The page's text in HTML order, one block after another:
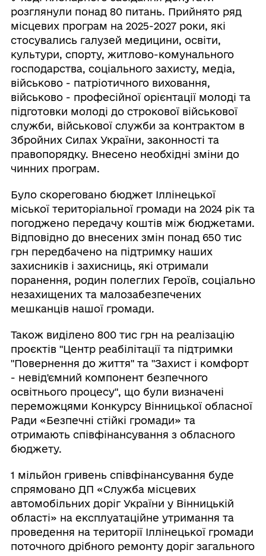
розглянули понад 80 питань. Прийнято ряд
місцевих програм на 2025-2027 роки, які
стосувались галузей медицини, освіти,
культури, спорту, житлово-комунального
господарства, соціального захисту, медіа,
військово - патріотичного виховання,
військово - професійної орієнтації молоді та
підготовки молоді до строкової військової
служби, військової служби за контрактом в
Збройних Силах України, законності та
правопорядку. Внесено необхідні зміни до
чинних програм.
Було скореговано бюджет Іллінецької
міської територіальної громади на 2024 рік та
погоджено передачу коштів між бюджетами.
Відповідно до внесених змін понад 650 тис
грн передбачено на підтримку наших
захисників і захисниць, які отримали
поранення, родин полеглих Героїв, соціально
незахищених та малозабезпечених
мешканців нашої громади.
Також виділено 800 тис грн на реалізацію
проєктів "Центр реабілітації та підтримки
"Повернення до життя" та "Захист і комфорт
- невід'ємний компонент безпечного
освітнього процесу", що були визначені
переможцями Конкурсу Вінницької обласної
Ради «Безпечні стійкі громади» та
отримають співфінансування з обласного
бюджету.
1 мільйон гривень співфінансування буде
спрямовано ДП «Служба місцевих
автомобільних доріг України у Вінницькій
області» на експлуатаційне утримання та
проведення на території Іллінецької громади
поточного дрібного ремонту доріг загального